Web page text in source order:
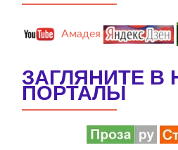
Амадея
ЗАГЛЯНИТЕ В
ПОРТАЛЫ